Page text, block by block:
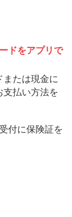
ドをアプリで
または現金に
支払い方法を
付に保険証を